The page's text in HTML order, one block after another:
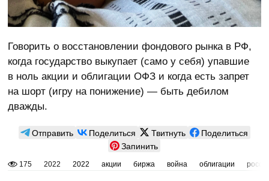
Говорить о восстановлении фондового рынка в РФ,
когда государство выкупает (само у себя) упавшие
в ноль акции и облигации ОФЗ и когда есть запрет
на шорт (игру на понижение) — быть дебилом
дважды.
Отправить Поделиться Твитнуть
Поделиться
Запинить
175 2022 2022 акции биржа война облигации